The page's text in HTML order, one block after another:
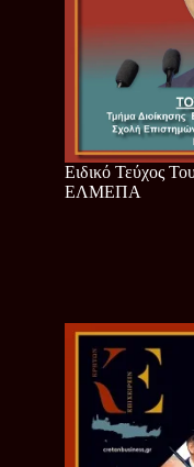
Ειδικό Τεύχος
ΕΛΜΕΠΑ